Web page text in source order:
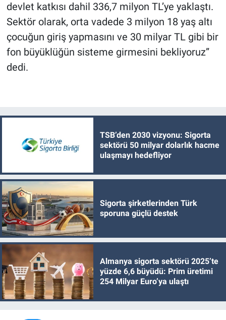
devlet katkısı dahil 336,7 milyon TL’ye yaklaştı.
Sektör olarak, orta vadede 3 milyon 18 yaş altı
çocuğun giriş yapmasını ve 30 milyar TL gibi bir
fon büyüklüğün sisteme girmesini bekliyoruz”
dedi.
TSB’den 2030 vizyonu: Sigorta
sektörü 50 milyar dolarlık hacme
ulaşmayı hedefliyor
Sigorta şirketlerinden Türk
sporuna güçlü destek
Almanya sigorta sektörü 2025’te
yüzde 6,6 büyüdü: Prim üretimi
254 Milyar Euro’ya ulaştı